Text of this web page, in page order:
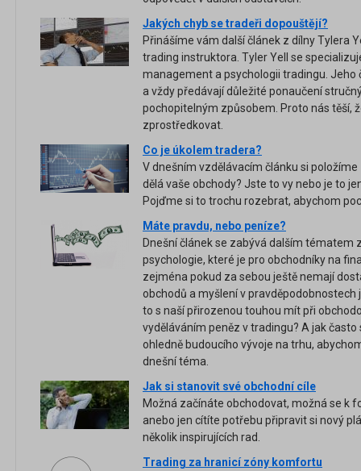
Jakých chyb se tradeři dopouštějí?
Přinášíme vám další článek z dílny Tylera
trading instruktora. Tyler Yell se
management a psychologii tradingu.
a vždy předávají důležité ponaučení
pochopitelným způsobem. Proto nás těší,
zprostředkovat.
Co je úkolem tradera?
V dnešním vzdělávacím článku si
dělá vaše obchody? Jste to vy nebo je to
Pojďme si to trochu rozebrat, abychom
Máte pravdu, nebo peníze?
Dnešní článek se zabývá dalším
psychologie, které je pro obchodníky na
zejména pokud za sebou ještě nemají
obchodů a myšlení v
to s naší přirozenou touhou mít při
vyděláváním peněz v tradingu? A jak
ohledně budoucího vývoje na trhu,
dnešní téma.
Jak si stanovit své obchodní cíle
Možná začínáte obchodovat, možná se k
anebo jen cítíte potřebu připravit si nový
několik inspirujících rad.
Trading za hranicí zóny komfortu